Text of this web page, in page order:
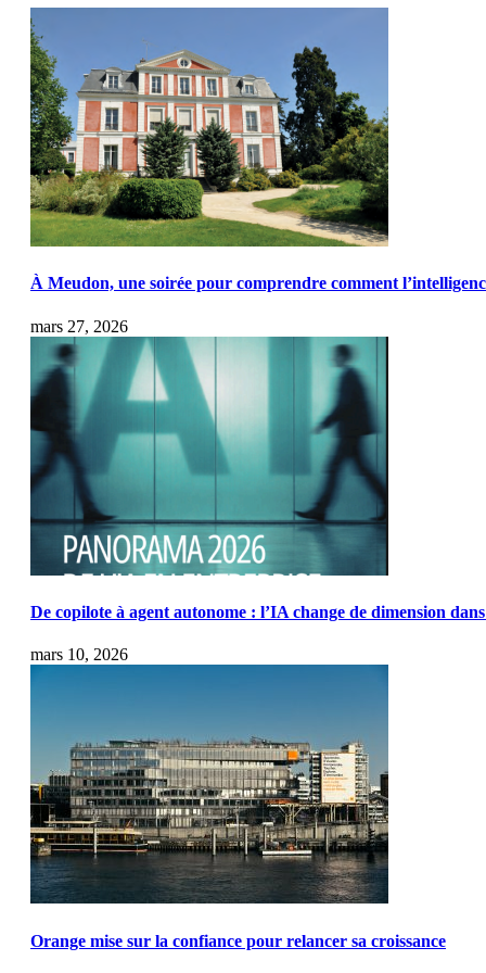
À Meudon, une soirée pour comprendre comment
mars 27, 2026
De copilote à agent autonome : l’IA change de dimension
mars 10, 2026
Orange mise sur la confiance pour relancer sa croissance